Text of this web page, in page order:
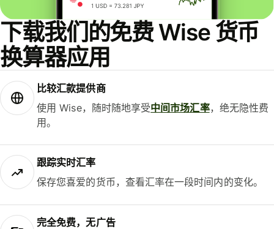
下载我们的免费 Wise 货币
换算器应用
比较汇款提供商
使用 Wise，随时随地享受中间市场汇率，绝无隐性费
用。
跟踪实时汇率
保存您喜爱的货币，查看汇率在一段时间内的变化。
完全免费，无广告